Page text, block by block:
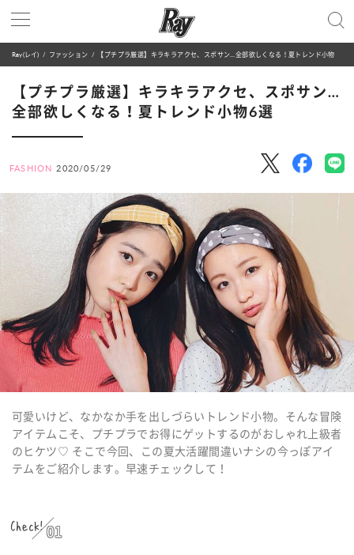
Ray(レイ) ファッション 【プチプラ厳選】キラキラアクセ、スポサン…全部欲しくなる！夏トレンド小物6選
【プチプラ厳選】キラキラアクセ、スポサン…
全部欲しくなる！夏トレンド小物6選
FASHION 2020/05/29
可愛いけど、なかなか手を出しづらいトレンド小物。そんな冒険
アイテムこそ、プチプラでお得にゲットするのがおしゃれ上級者
のヒケツ♡ そこで今回、この夏大活躍間違いナシの今っぽアイ
テムをご紹介します。早速チェックして！
Check! 01